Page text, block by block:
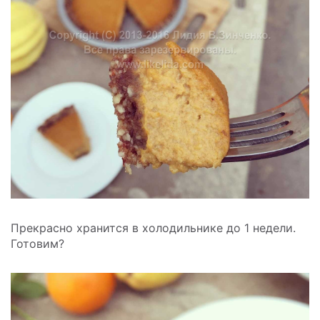
Прекрасно хранится в холодильнике до 1 недели.
Готовим?